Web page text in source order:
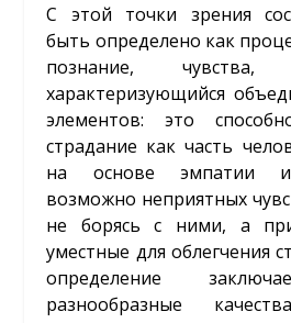
С этой точки зрения
быть определено как
познание,
характеризующийся
элементов: это
страдание как часть
на основе эмпатии и
возможно неприятных
не борясь с ними, а
уместные для облегчения
определение
разнообразные